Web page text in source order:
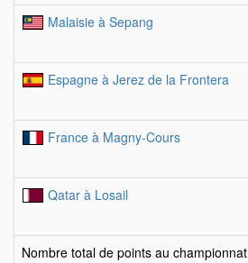
Malaisie à Sepang
Espagne à Jerez de la Frontera
France à Magny-Cours
Qatar à Losail
Nombre total de points au championnat